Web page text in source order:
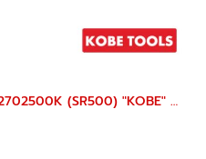
KBE2702500K (SR500) "KOBE" ด้ามฟรีลม 4 หุน (1/2") SPEED RATCHETS AIR 1/2" "KOBETOOLS" สินค้าประเทศอังกฤษ